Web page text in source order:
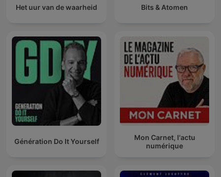
Het uur van de waarheid Bits & Atomen
Génération Do It Yourself
Mon Carnet, l'actu
numérique